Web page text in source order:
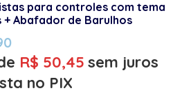
para controles com tema
+ Abafador de Barulhos
R$ 50,45 sem juros
no PIX